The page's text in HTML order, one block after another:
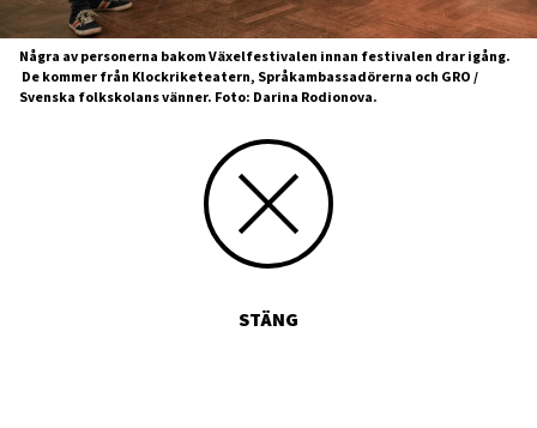
Några av personerna bakom Växelfestivalen innan festivalen drar igång.
De kommer från Klockriketeatern, Språkambassadörerna och GRO /
Svenska folkskolans vänner. Foto: Darina Rodionova.
STÄNG